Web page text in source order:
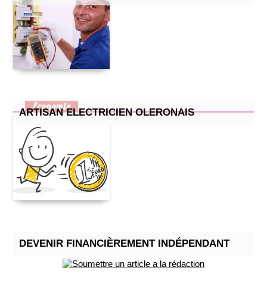
ARTISAN ELECTRICIEN OLERONAIS
Économie
DEVENIR FINANCIÈREMENT INDÉPENDANT